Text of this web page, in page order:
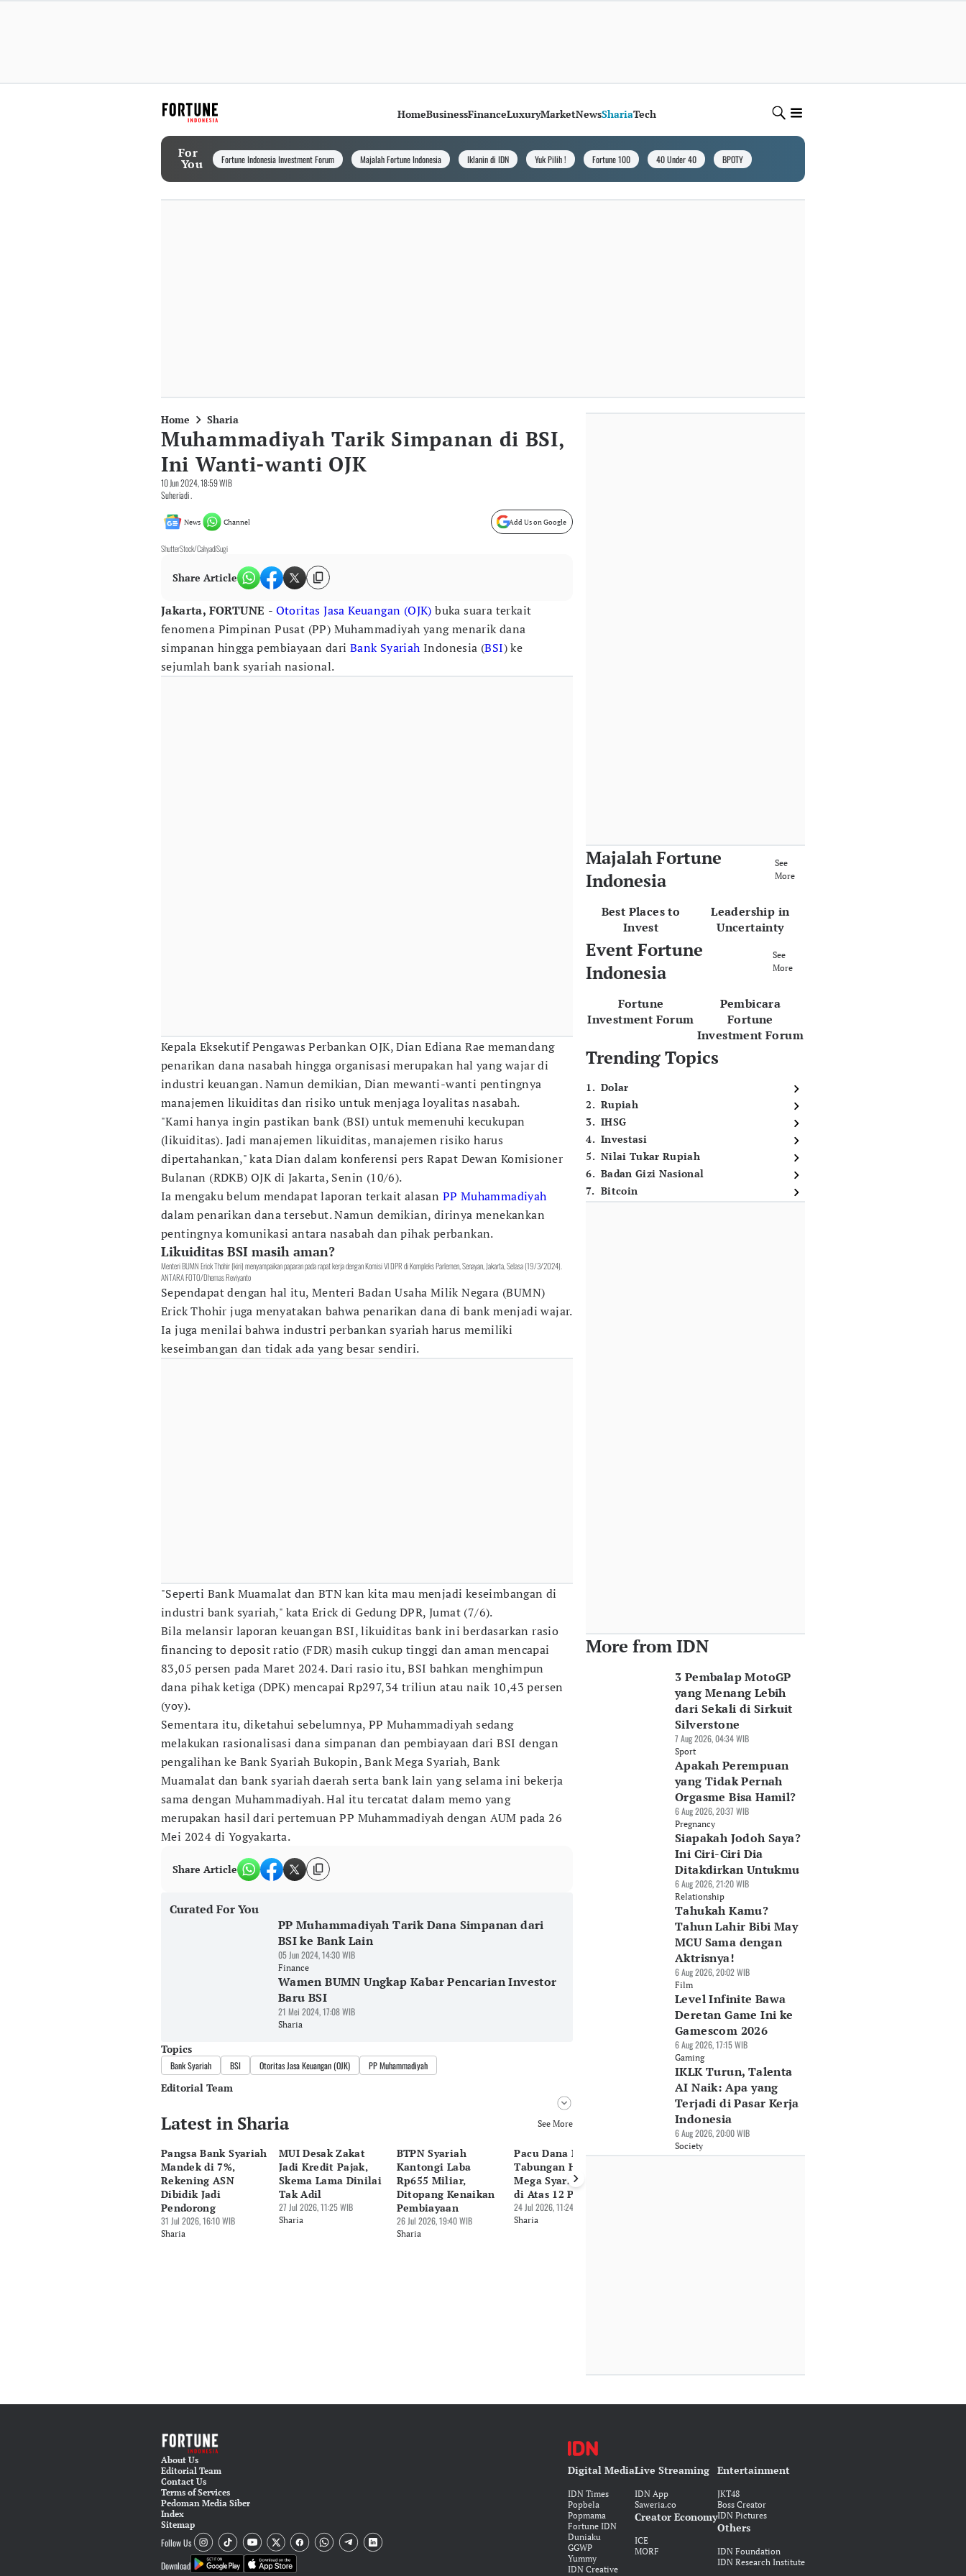
HomeBusinessFinanceLuxuryMarketNewsShariaTech
For
You Fortune Indonesia Investment Forum Majalah Fortune Indonesia Iklanin di IDN Yuk Pilih ! Fortune 100 40 Under 40 BPOTY
Home Sharia
Muhammadiyah Tarik Simpanan di BSI,
Ini Wanti-wanti OJK
10 Jun 2024, 18:59 WIB
Suheriadi .
News Channel Add Us on Google
ShutterStock/CahyadiSugi
Share Article
Jakarta, FORTUNE - Otoritas Jasa Keuangan (OJK) buka suara terkait
fenomena Pimpinan Pusat (PP) Muhammadiyah yang menarik dana
simpanan hingga pembiayaan dari Bank Syariah Indonesia (BSI) ke
sejumlah bank syariah nasional.
Kepala Eksekutif Pengawas Perbankan OJK, Dian Ediana Rae memandang
penarikan dana nasabah hingga organisasi merupakan hal yang wajar di
industri keuangan. Namun demikian, Dian mewanti-wanti pentingnya
manajemen likuiditas dan risiko untuk menjaga loyalitas nasabah.
"Kami hanya ingin pastikan bank (BSI) untuk memenuhi kecukupan
(likuiditas). Jadi manajemen likuiditas, manajemen risiko harus
dipertahankan," kata Dian dalam konferensi pers Rapat Dewan Komisioner
Bulanan (RDKB) OJK di Jakarta, Senin (10/6).
Ia mengaku belum mendapat laporan terkait alasan PP Muhammadiyah
dalam penarikan dana tersebut. Namun demikian, dirinya menekankan
pentingnya komunikasi antara nasabah dan pihak perbankan.
Likuiditas BSI masih aman?
Menteri BUMN Erick Thohir (kiri) menyampaikan paparan pada rapat kerja dengan Komisi VI DPR di Kompleks Parlemen, Senayan, Jakarta, Selasa (19/3/2024).
ANTARA FOTO/Dhemas Reviyanto
Sependapat dengan hal itu, Menteri Badan Usaha Milik Negara (BUMN)
Erick Thohir juga menyatakan bahwa penarikan dana di bank menjadi wajar.
Ia juga menilai bahwa industri perbankan syariah harus memiliki
keseimbangan dan tidak ada yang besar sendiri.
"Seperti Bank Muamalat dan BTN kan kita mau menjadi keseimbangan di
industri bank syariah," kata Erick di Gedung DPR, Jumat (7/6).
Bila melansir laporan keuangan BSI, likuiditas bank ini berdasarkan rasio
financing to deposit ratio (FDR) masih cukup tinggi dan aman mencapai
83,05 persen pada Maret 2024. Dari rasio itu, BSI bahkan menghimpun
dana pihak ketiga (DPK) mencapai Rp297,34 triliun atau naik 10,43 persen
(yoy).
Sementara itu, diketahui sebelumnya, PP Muhammadiyah sedang
melakukan rasionalisasi dana simpanan dan pembiayaan dari BSI dengan
pengalihan ke Bank Syariah Bukopin, Bank Mega Syariah, Bank
Muamalat dan bank syariah daerah serta bank lain yang selama ini bekerja
sama dengan Muhammadiyah. Hal itu tercatat dalam memo yang
merupakan hasil dari pertemuan PP Muhammadiyah dengan AUM pada 26
Mei 2024 di Yogyakarta.
Share Article
Curated For You
PP Muhammadiyah Tarik Dana Simpanan dari
BSI ke Bank Lain
05 Jun 2024, 14:30 WIB
Finance
Wamen BUMN Ungkap Kabar Pencarian Investor
Baru BSI
21 Mei 2024, 17:08 WIB
Sharia
Topics
Bank Syariah BSI Otoritas Jasa Keuangan (OJK) PP Muhammadiyah
Editorial Team
Editor
Pingit Aria
Editor
Suheriadi .
Latest in Sharia See More
Pangsa Bank Syariah
Mandek di 7%,
Rekening ASN
Dibidik Jadi
Pendorong
31 Jul 2026, 16:10 WIB
Sharia
MUI Desak Zakat
Jadi Kredit Pajak,
Skema Lama Dinilai
Tak Adil
27 Jul 2026, 11:25 WIB
Sharia
BTPN Syariah
Kantongi Laba
Rp655 Miliar,
Ditopang Kenaikan
Pembiayaan
26 Jul 2026, 19:40 WIB
Sharia
Pacu Dana Murah,
Tabungan Haji Bank
Mega Syariah Naik
di Atas 12 Persen
24 Jul 2026, 11:24 WIB
Sharia
Visa Umrah Baru
Emas Jadi Motor
Majalah Fortune
Indonesia
See
More
Best Places to
Invest
Leadership in
Uncertainty
Event Fortune
Indonesia
See
More
Fortune
Investment Forum
Pembicara
Fortune
Investment Forum
Trending Topics
1. Dolar
2. Rupiah
3. IHSG
4. Investasi
5. Nilai Tukar Rupiah
6. Badan Gizi Nasional
7. Bitcoin
More from IDN
3 Pembalap MotoGP
yang Menang Lebih
dari Sekali di Sirkuit
Silverstone
7 Aug 2026, 04:34 WIB
Sport
Apakah Perempuan
yang Tidak Pernah
Orgasme Bisa Hamil?
6 Aug 2026, 20:37 WIB
Pregnancy
Siapakah Jodoh Saya?
Ini Ciri-Ciri Dia
Ditakdirkan Untukmu
6 Aug 2026, 21:20 WIB
Relationship
Tahukah Kamu?
Tahun Lahir Bibi May
MCU Sama dengan
Aktrisnya!
6 Aug 2026, 20:02 WIB
Film
Level Infinite Bawa
Deretan Game Ini ke
Gamescom 2026
6 Aug 2026, 17:15 WIB
Gaming
IKLK Turun, Talenta
AI Naik: Apa yang
Terjadi di Pasar Kerja
Indonesia
6 Aug 2026, 20:00 WIB
Society
About Us
Editorial Team
Contact Us
Terms of Services
Pedoman Media Siber
Index
Sitemap
Follow Us
Download
Digital Media
IDN Times
Popbela
Popmama
Fortune IDN
Duniaku
GGWP
Yummy
IDN Creative
Live Streaming
IDN App
Saweria.co
Creator Economy
ICE
MORF
Entertainment
JKT48
Boss Creator
IDN Pictures
Others
IDN Foundation
IDN Research Institute